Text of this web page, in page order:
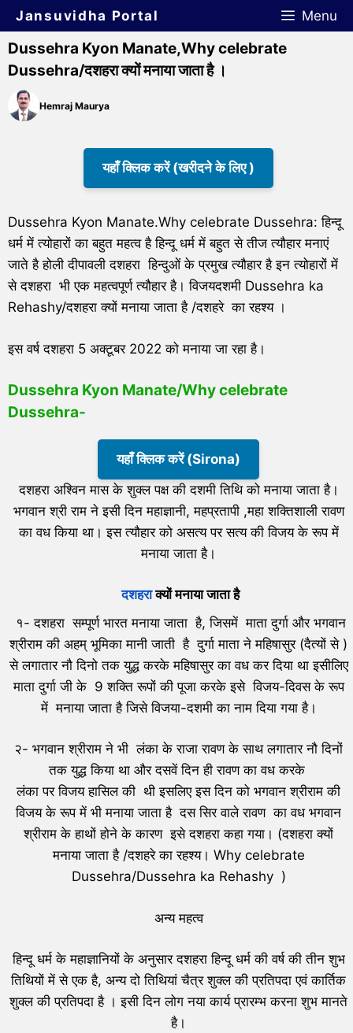
Jansuvidha Portal Menu
Dussehra Kyon Manate,Why celebrate
Dussehra/दशहरा क्यों मनाया जाता है ।
Hemraj Maurya
यहाँ क्लिक करें (खरीदने के लिए )
Dussehra Kyon Manate.Why celebrate Dussehra: हिन्दू
धर्म में त्योहारों का बहुत महत्व है हिन्दू धर्म में बहुत से तीज त्यौहार मनाएं
जाते है होली दीपावली दशहरा हिन्दुओं के प्रमुख त्यौहार है इन त्योहारों में
से दशहरा भी एक महत्वपूर्ण त्यौहार है। विजयदशमी Dussehra ka
Rehashy/दशहरा क्यों मनाया जाता है /दशहरे का रहश्य ।
इस वर्ष दशहरा 5 अक्टूबर 2022 को मनाया जा रहा है।
Dussehra Kyon Manate/Why celebrate
Dussehra-
यहाँ क्लिक करें (Sirona)
दशहरा अश्विन मास के शुक्ल पक्ष की दशमी तिथि को मनाया जाता है।
भगवान श्री राम ने इसी दिन महाज्ञानी, महप्रतापी ,महा शक्तिशाली रावण
का वध किया था। इस त्यौहार को असत्य पर सत्य की विजय के रूप में
मनाया जाता है।
दशहराक्यों मनाया जाता है
१- दशहरा सम्पूर्ण भारत मनाया जाता है, जिसमें माता दुर्गा और भगवान
श्रीराम की अहम् भूमिका मानी जाती है दुर्गा माता ने महिषासुर (दैत्यों से )
से लगातार नौ दिनो तक युद्ध करके महिषासुर का वध कर दिया था इसीलिए
माता दुर्गा जी के 9 शक्ति रूपों की पूजा करके इसे विजय-दिवस के रूप
में मनाया जाता है जिसे विजया-दशमी का नाम दिया गया है।
२- भगवान श्रीराम ने भी लंका के राजा रावण के साथ लगातार नौ दिनों
तक युद्ध किया था और दसवें दिन ही रावण का वध करके
लंका पर विजय हासिल की थी इसलिए इस दिन को भगवान श्रीराम की
विजय के रूप में भी मनाया जाता है दस सिर वाले रावण का वध भगवान
श्रीराम के हाथों होने के कारण इसे दशहरा कहा गया। (दशहरा क्यों
मनाया जाता है /दशहरे का रहश्य। Why celebrate
Dussehra/Dussehra ka Rehashy )
अन्य महत्व
हिन्दू धर्म के महाज्ञानियों के अनुसार दशहरा हिन्दू धर्म की वर्ष की तीन शुभ
तिथियों में से एक है, अन्य दो तिथियां चैत्र शुक्ल की प्रतिपदा एवं कार्तिक
शुक्ल की प्रतिपदा है । इसी दिन लोग नया कार्य प्रारम्भ करना शुभ मानते
है।